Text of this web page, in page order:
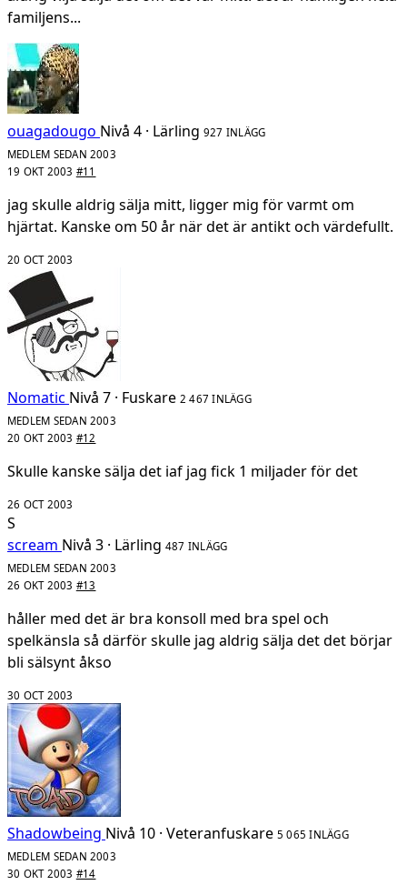
familjens...
ouagadougo Nivå 4 · Lärling 927 INLÄGG
MEDLEM SEDAN 2003
19 OKT 2003 #11
jag skulle aldrig sälja mitt, ligger mig för varmt om
hjärtat. Kanske om 50 år när det är antikt och värdefullt.
20 OCT 2003
Nomatic Nivå 7 · Fuskare 2 467 INLÄGG
MEDLEM SEDAN 2003
20 OKT 2003 #12
Skulle kanske sälja det iaf jag fick 1 miljader för det
26 OCT 2003
S
scream Nivå 3 · Lärling 487 INLÄGG
MEDLEM SEDAN 2003
26 OKT 2003 #13
håller med det är bra konsoll med bra spel och
spelkänsla så därför skulle jag aldrig sälja det det börjar
bli sälsynt åkso
30 OCT 2003
Shadowbeing Nivå 10 · Veteranfuskare 5 065 INLÄGG
MEDLEM SEDAN 2003
30 OKT 2003 #14